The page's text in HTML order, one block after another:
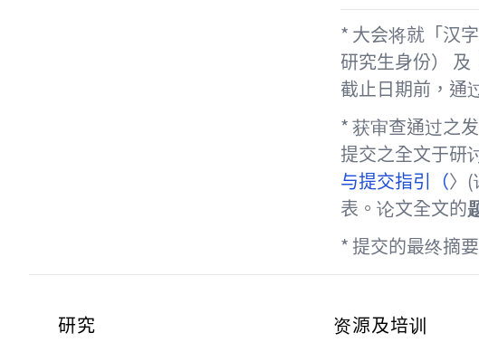
* 大会将就「汉
研究生身份）
及
截止日期前，通
* 获审查通过之
提交之全文于研
与提交指引（〉(
表。论文全文的
* 提交的最终摘
研究 资源及培训